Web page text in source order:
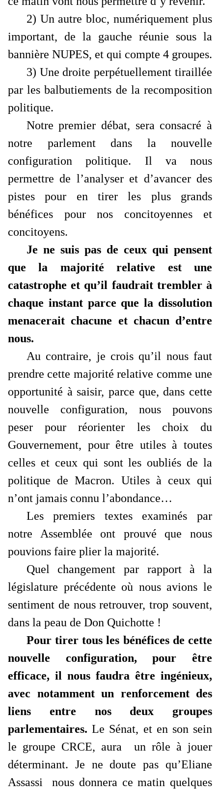
2) Un autre bloc, numériquement plus
important, de la gauche réunie sous la
bannière NUPES, et qui compte 4 groupes.
3) Une droite perpétuellement tiraillée
par les balbutiements de la recomposition
politique.
Notre premier débat, sera consacré à
notre parlement dans la nouvelle
configuration politique. Il va nous
permettre de l’analyser et d’avancer des
pistes pour en tirer les plus grands
bénéfices pour nos concitoyennes et
concitoyens.
Je ne suis pas de ceux qui pensent
que la majorité relative est une
catastrophe et qu’il faudrait trembler à
chaque instant parce que la dissolution
menacerait chacune et chacun d’entre
nous.
Au contraire, je crois qu’il nous faut
prendre cette majorité relative comme une
opportunité à saisir, parce que, dans cette
nouvelle configuration, nous pouvons
peser pour réorienter les choix du
Gouvernement, pour être utiles à toutes
celles et ceux qui sont les oubliés de la
politique de Macron. Utiles à ceux qui
n’ont jamais connu l’abondance…
Les premiers textes examinés par
notre Assemblée ont prouvé que nous
pouvions faire plier la majorité.
Quel changement par rapport à la
législature précédente où nous avions le
sentiment de nous retrouver, trop souvent,
dans la peau de Don Quichotte !
Pour tirer tous les bénéfices de cette
nouvelle configuration, pour être
efficace, il nous faudra être ingénieux,
avec notamment un renforcement des
liens entre nos deux groupes
parlementaires. Le Sénat, et en son sein
le groupe CRCE, aura un rôle à jouer
déterminant. Je ne doute pas qu’Eliane
Assassi nous donnera ce matin quelques